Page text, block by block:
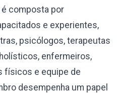
composta por
e experientes,
psicólogos, terapeutas
enfermeiros,
físicos e equipe de
desempenha um papel